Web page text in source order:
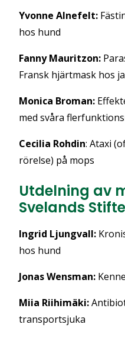
Yvonne Alnefelt:
hos hund
Fanny Mauritzon:
Fransk hjärtmask hos
Monica Broman:
med svåra
Cecilia Rohdin: Ataxi
rörelse) på mops
Utdelning av
Svelands
Ingrid Ljungvall:
hos hund
Jonas Wensman: K
Miia Riihimäki:
transportsjuka